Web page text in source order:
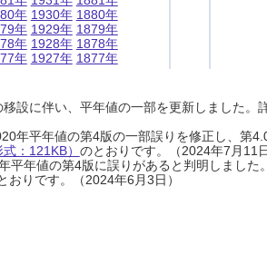
年
年
年
年
1930年
1929年
1928年
1927年
1880年
1879年
1878年
1877年
設に伴い、平年値の一部を更新しました。
年平年値の第4版の一部誤りを修正し、第
：121KB） のとおりです。（2024年7月11日
平年値の第4版に誤りがあると判明しまし
おりです。（2024年6月3日）